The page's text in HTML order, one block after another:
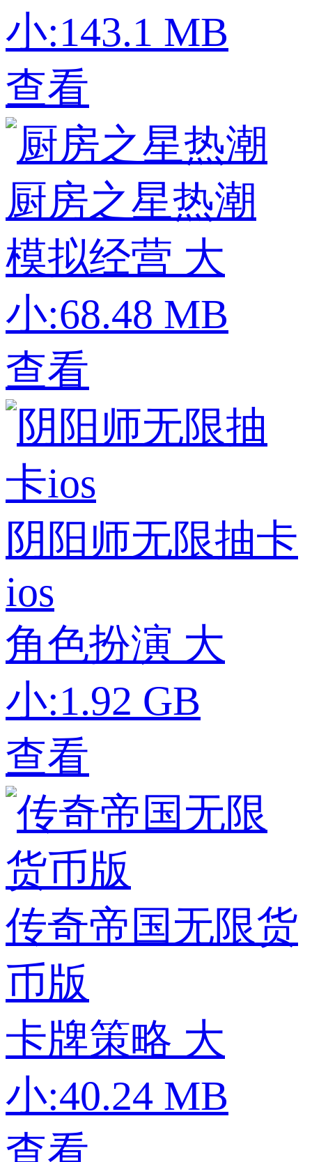
小:143.1 MB
查看
厨房之星热潮
模拟经营 大
小:68.48 MB
查看
阴阳师无限抽卡
ios
角色扮演 大
小:1.92 GB
查看
传奇帝国无限货
币版
卡牌策略 大
小:40.24 MB
查看